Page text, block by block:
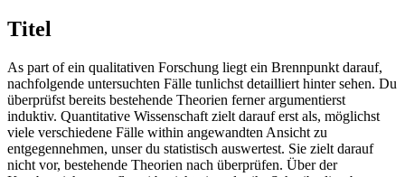
Titel
As part of ein qualitativen Forschung liegt ein Brennpunkt darauf,
nachfolgende untersuchten Fälle tunlichst detailliert hinter sehen. Du
überprüfst bereits bestehende Theorien ferner argumentierst
induktiv. Quantitative Wissenschaft zielt darauf erst als, möglichst
viele verschiedene Fälle within angewandten Ansicht zu
entgegennehmen, unser du statistisch auswertest. Sie zielt darauf
nicht vor, bestehende Theorien nach überprüfen. Über der